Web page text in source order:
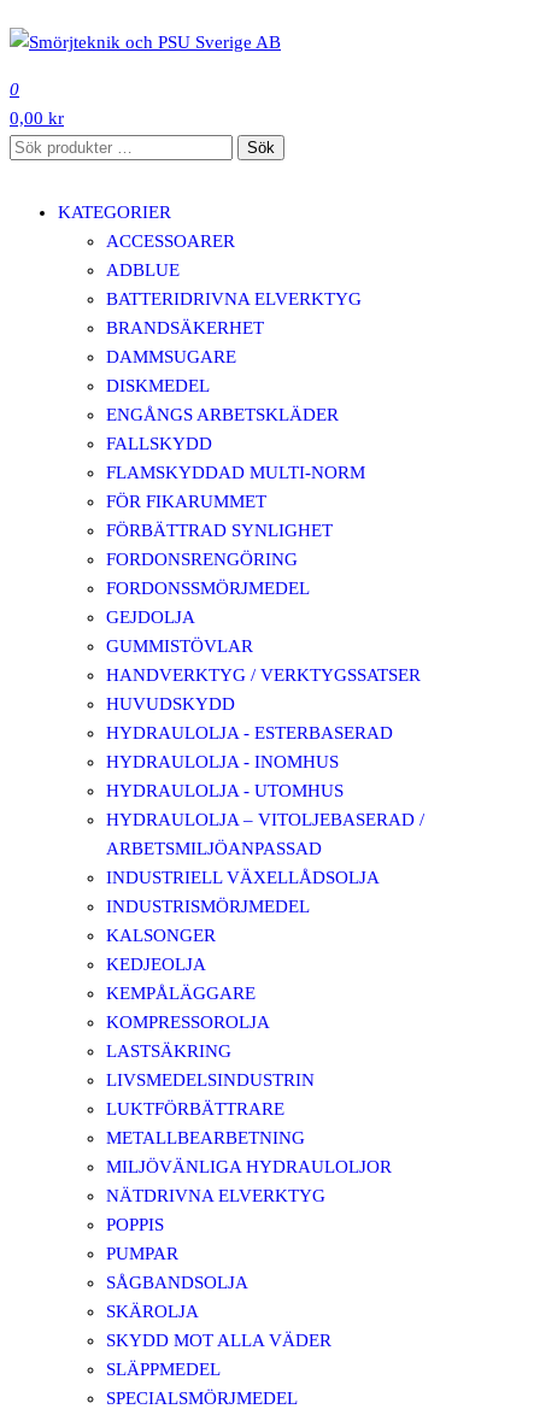
till
innehåll
0
0,00 kr
Sök
Sök
KATEGORIER
ACCESSOARER
ADBLUE
BATTERIDRIVNA ELVERKTYG
BRANDSÄKERHET
DAMMSUGARE
DISKMEDEL
ENGÅNGS ARBETSKLÄDER
FALLSKYDD
FLAMSKYDDAD MULTI-NORM
FÖR FIKARUMMET
FÖRBÄTTRAD SYNLIGHET
FORDONSRENGÖRING
FORDONSSMÖRJMEDEL
GEJDOLJA
GUMMISTÖVLAR
HANDVERKTYG / VERKTYGSSATSER
HUVUDSKYDD
HYDRAULOLJA - ESTERBASERAD
HYDRAULOLJA - INOMHUS
HYDRAULOLJA - UTOMHUS
HYDRAULOLJA – VITOLJEBASERAD /
ARBETSMILJÖANPASSAD
INDUSTRIELL VÄXELLÅDSOLJA
INDUSTRISMÖRJMEDEL
KALSONGER
KEDJEOLJA
KEMPÅLÄGGARE
KOMPRESSOROLJA
LASTSÄKRING
LIVSMEDELSINDUSTRIN
LUKTFÖRBÄTTRARE
METALLBEARBETNING
MILJÖVÄNLIGA HYDRAULOLJOR
NÄTDRIVNA ELVERKTYG
POPPIS
PUMPAR
SÅGBANDSOLJA
SKÄROLJA
SKYDD MOT ALLA VÄDER
SLÄPPMEDEL
SPECIALSMÖRJMEDEL